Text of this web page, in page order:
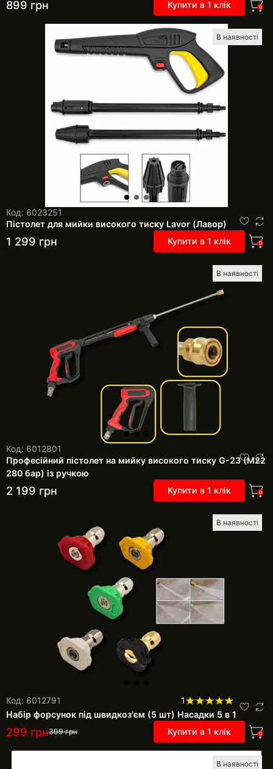
899 грн Купити в 1 клік 0
В наявності
Код: 6023251
Пістолет для мийки високого тиску Lavor (Лавор)
1 299 грн Купити в 1 клік 0
В наявності
Код: 6012801
Професійний пістолет на мийку високого тиску G-23 (М22
280 бар) із ручкою
2 199 грн Купити в 1 клік 0
В наявності
Код: 6012791
1
Набір форсунок під швидкоз'єм (5 шт) Насадки 5 в 1
299 грн399грн Купити в 1 клік 0
В наявності